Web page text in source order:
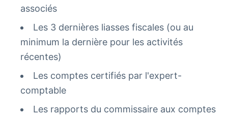
associés
Les 3 dernières liasses fiscales (ou au
minimum la dernière pour les activités
récentes)
Les comptes certifiés par l'expert-
comptable
Les rapports du commissaire aux comptes